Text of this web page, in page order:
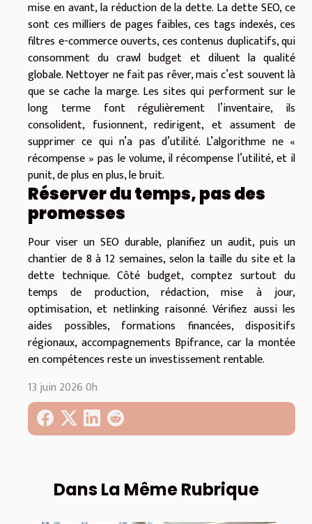
Dans La Même Rubrique
mise en avant, la réduction de la dette. La dette SEO, ce
sont ces milliers de pages faibles, ces tags indexés, ces
filtres e-commerce ouverts, ces contenus duplicatifs, qui
consomment du crawl budget et diluent la qualité
globale. Nettoyer ne fait pas rêver, mais c’est souvent là
que se cache la marge. Les sites qui performent sur le
long terme font régulièrement l’inventaire, ils
consolident, fusionnent, redirigent, et assument de
supprimer ce qui n’a pas d’utilité. L’algorithme ne «
récompense » pas le volume, il récompense l’utilité, et il
punit, de plus en plus, le bruit.
Réserver du temps, pas des
promesses
Pour viser un SEO durable, planifiez un audit, puis un
chantier de 8 à 12 semaines, selon la taille du site et la
dette technique. Côté budget, comptez surtout du
temps de production, rédaction, mise à jour,
optimisation, et netlinking raisonné. Vérifiez aussi les
aides possibles, formations financées, dispositifs
régionaux, accompagnements Bpifrance, car la montée
en compétences reste un investissement rentable.
13 juin 2026 0h